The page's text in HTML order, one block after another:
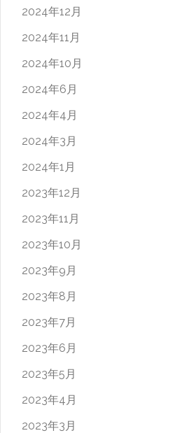
2024年12月
2024年11月
2024年10月
2024年6月
2024年4月
2024年3月
2024年1月
2023年12月
2023年11月
2023年10月
2023年9月
2023年8月
2023年7月
2023年6月
2023年5月
2023年4月
2023年3月